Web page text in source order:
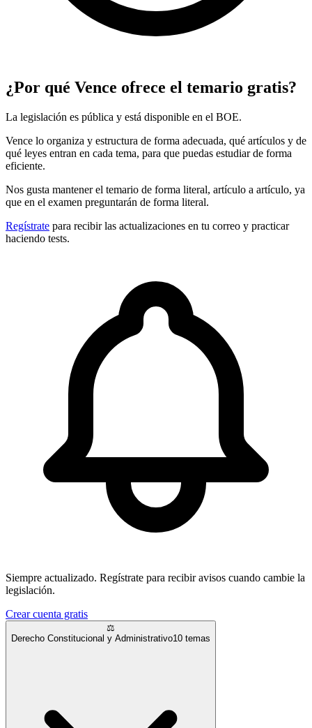
¿Por qué Vence ofrece el temario gratis?
La legislación es pública y está disponible en el BOE.
Vence lo organiza y estructura de forma adecuada, qué artículos y de
qué leyes entran en cada tema, para que puedas estudiar de forma
eficiente.
Nos gusta mantener el temario de forma literal, artículo a artículo, ya
que en el examen preguntarán de forma literal.
Regístrate para recibir las actualizaciones en tu correo y practicar
haciendo tests.
Siempre actualizado. Regístrate para recibir avisos cuando cambie la
legislación.
Crear cuenta gratis
⚖️
Derecho Constitucional y Administrativo10 temas